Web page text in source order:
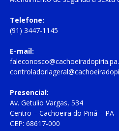
Telefone:
(91) 3447-1145
E-mail:
Presencial:
Av. Getulio Vargas, 534
Centro – Cachoeira do Piriá – PA
CEP: 68617-000